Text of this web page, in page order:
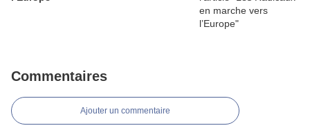
Commentaires
Ajouter un commentaire